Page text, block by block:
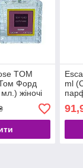
TOM
Форд
жіночі
ml